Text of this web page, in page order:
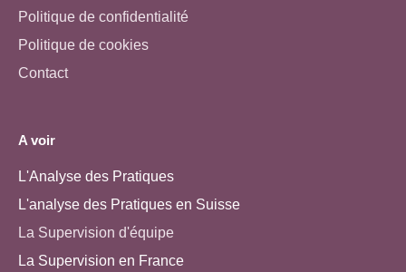
Politique de confidentialité
Politique de cookies
Contact
A voir
L'Analyse des Pratiques
L'analyse des Pratiques en Suisse
La Supervision d'équipe
La Supervision en France